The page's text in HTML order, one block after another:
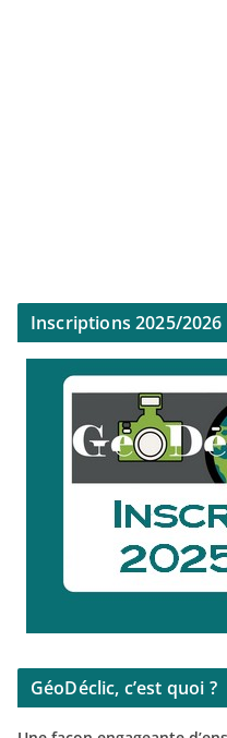
Inscriptions 2025/2026
GéoDéclic, c’est quoi ?